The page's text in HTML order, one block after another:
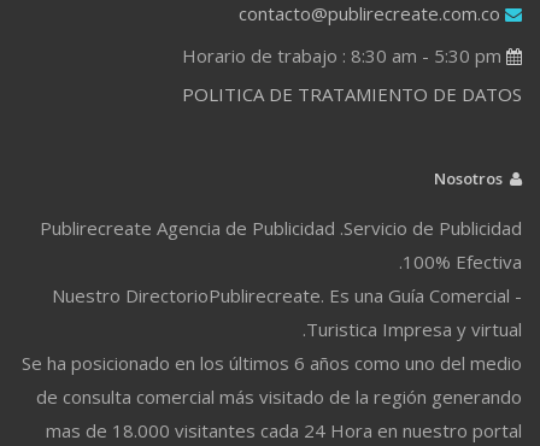
contacto@publirecreate.com.co
POLITICA DE TRATAMIENTO DE DATOS
Publirecreate Agencia de Publicidad .Servicio de Publicidad
100% Efectiva.
Nuestro DirectorioPublirecreate. Es una Guía Comercial -
Turistica Impresa y virtual.
Se ha posicionado en los últimos 6 años como uno del medio
de consulta comercial más visitado de la región generando
mas de 18.000 visitantes cada 24 Hora en nuestro portal